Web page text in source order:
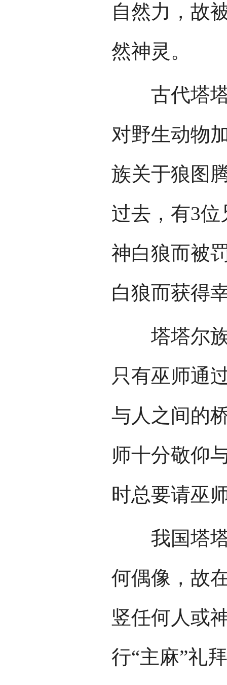
自然力，故
然神灵。
古代塔塔
对野生动物
族关于狼图
过去，有3
神白狼而被
白狼而获得
塔塔尔族
只有巫师通
与人之间的
师十分敬仰
时总要请巫
我国塔塔
何偶像，故
竖任何人或
行“主麻”礼